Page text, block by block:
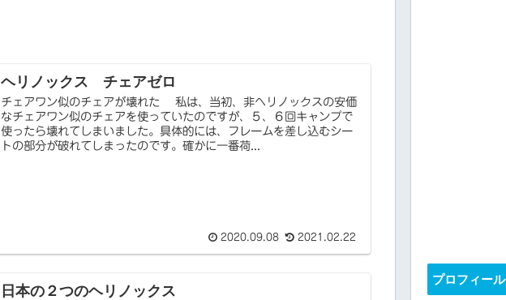
ヘリノックス チェアゼロ
チェアワン似のチェアが壊れた 私は、当初、非ヘリノックスの安価
なチェアワン似のチェアを使っていたのですが、５、６回キャンプで
使ったら壊れてしまいました。具体的には、フレームを差し込むシー
トの部分が破れてしまったのです。確かに一番荷...
2020.09.08 2021.02.22
日本の２つのヘリノックス
プロフィール